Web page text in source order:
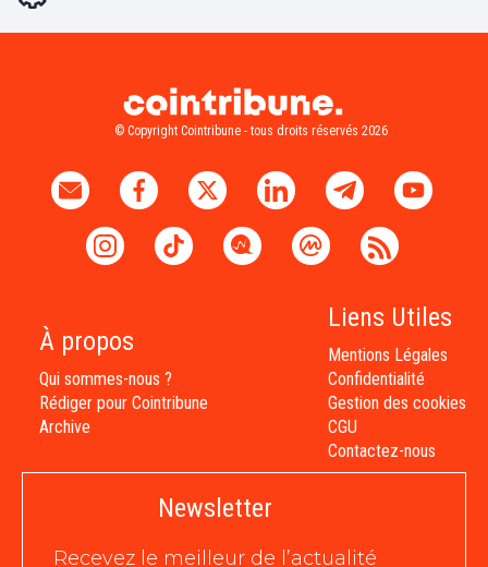
© Copyright Cointribune - tous droits réservés 2026
À propos
Qui sommes-nous ?
Rédiger pour Cointribune
Archive
Liens Utiles
Mentions Légales
Confidentialité
Gestion des cookies
CGU
Contactez-nous
Newsletter
Recevez le meilleur de l’actualité